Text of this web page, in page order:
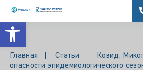
Открыть панель инструментов
Главная Статьи
Ковид.
опасности эпидемиологического